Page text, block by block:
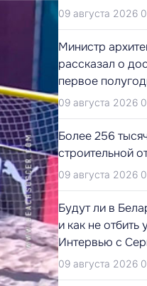
09 августа 2026
Министр
рассказал о
первое
09 августа 2026
Более 256
строительной
09 августа 2026
Будут ли в
и как не отбить
Интервью с
09 августа 2026